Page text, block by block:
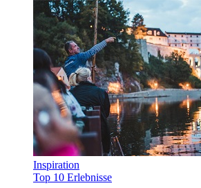
Inspiration
Top 10 Erlebnisse